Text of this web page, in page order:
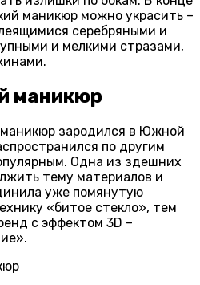
маникюр можно украсить –
серебряными и
и мелкими стразами,
маникюр
зародился в Южной
по другим
Одна из здешних
тему материалов и
уже помянутую
«битое стекло», тем
с эффектом 3D –